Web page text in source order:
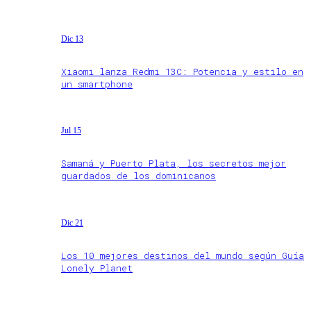
Dic 13
Xiaomi lanza Redmi 13C: Potencia y estilo en
un smartphone
Jul 15
Samaná y Puerto Plata, los secretos mejor
guardados de los dominicanos
Dic 21
Los 10 mejores destinos del mundo según Guía
Lonely Planet